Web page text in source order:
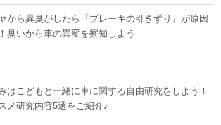
から異臭がしたら『ブレーキの引きずり』が原因
臭いから車の異変を察知しよう
はこどもと一緒に車に関する自由研究をしよう！
メ研究内容5選をご紹介♪